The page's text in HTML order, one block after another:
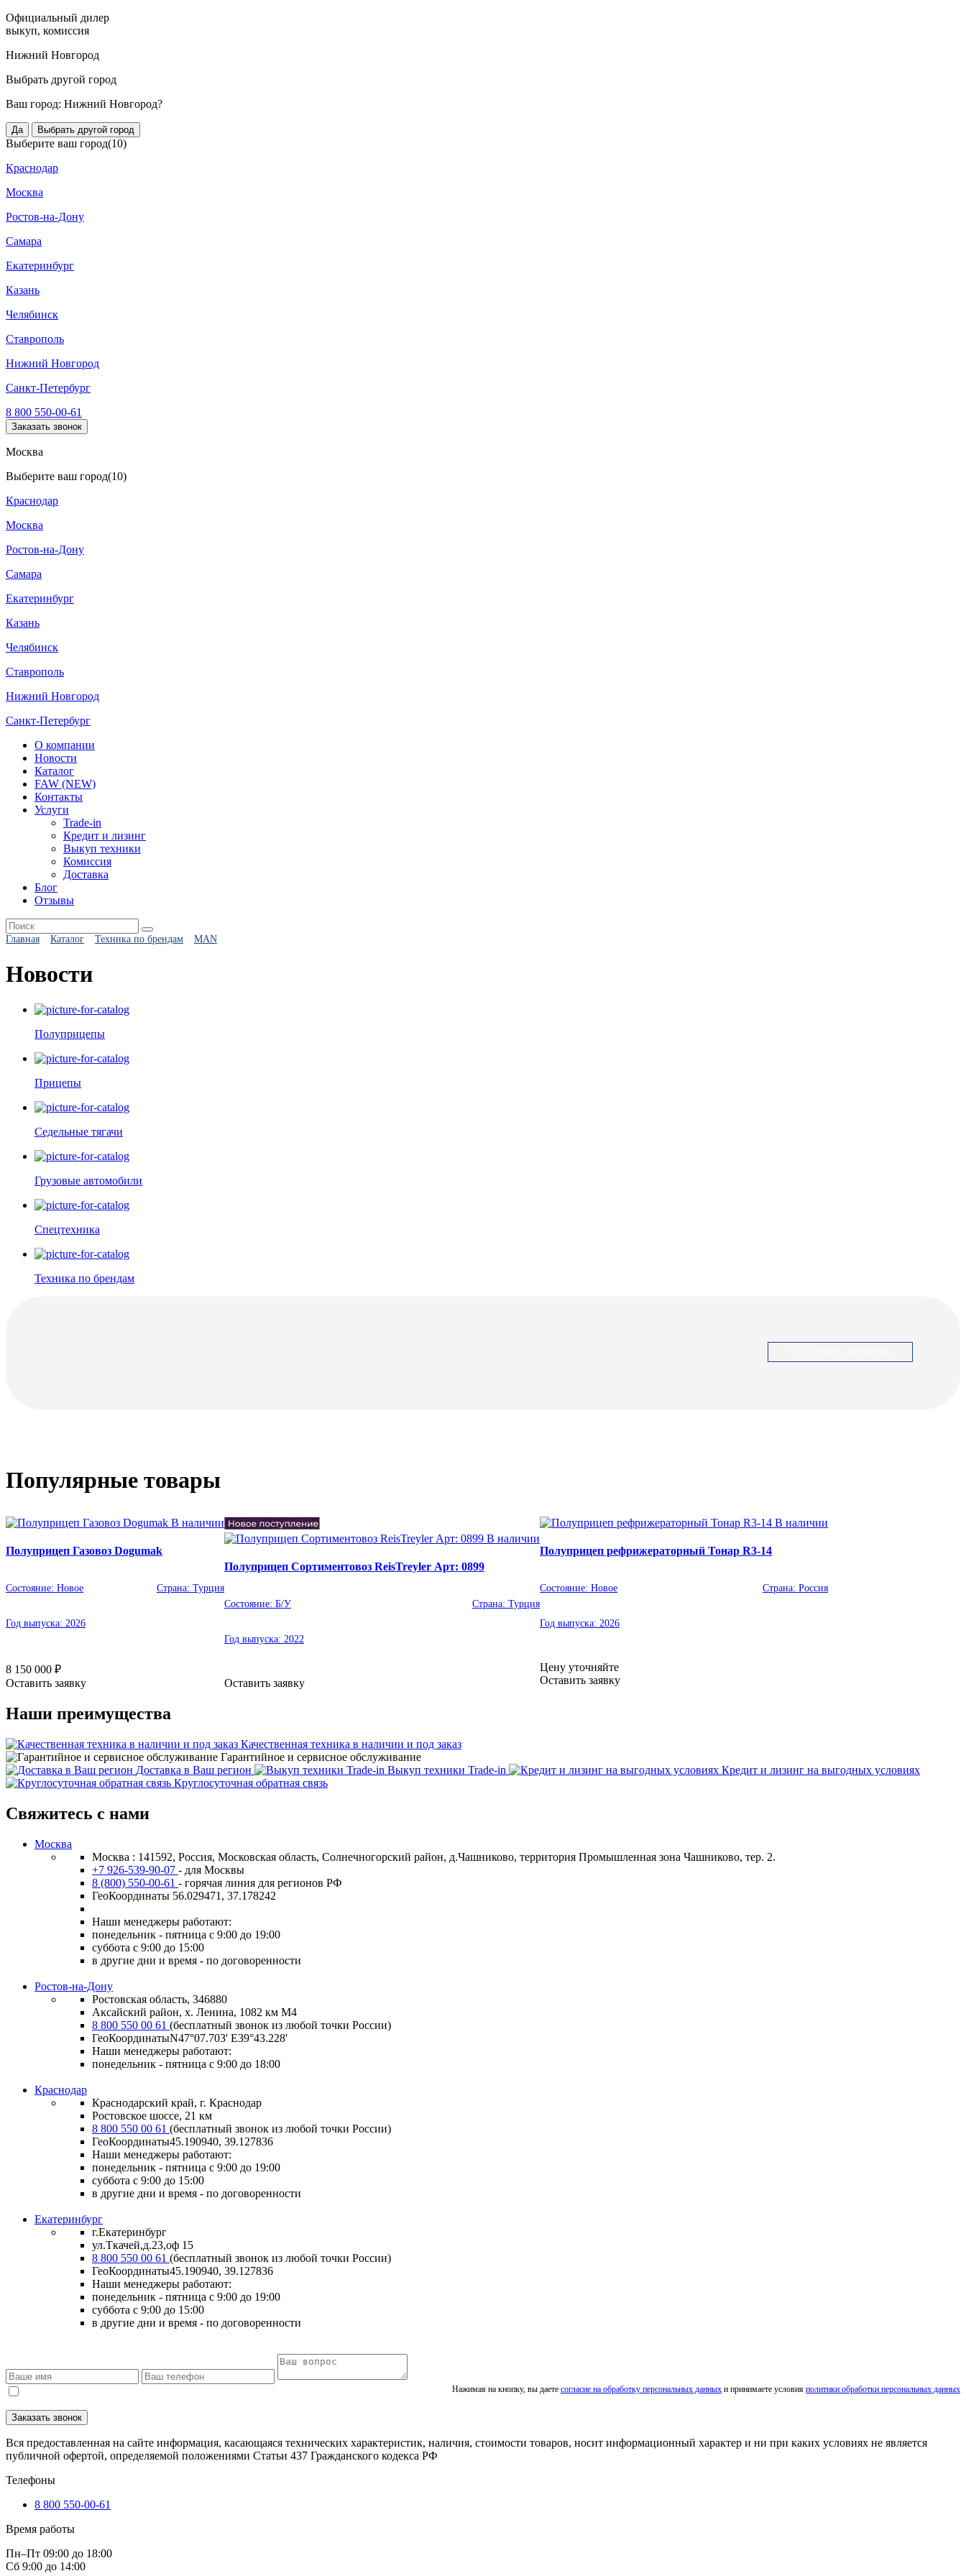
Официальный дилер
выкуп, комиссия
Нижний Новгород
Выбрать другой город
Ваш город: Нижний Новгород?
Да Выбрать другой город
Выберите ваш город(10)
Краснодар
Москва
Ростов-на-Дону
Самара
Екатеринбург
Казань
Челябинск
Ставрополь
Нижний Новгород
Санкт-Петербург
8 800 550-00-61
Заказать звонок
Москва
Выберите ваш город(10)
Краснодар
Москва
Ростов-на-Дону
Самара
Екатеринбург
Казань
Челябинск
Ставрополь
Нижний Новгород
Санкт-Петербург
О компании
Новости
Каталог
FAW (NEW)
Контакты
Услуги
Trade-in
Кредит и лизинг
Выкуп техники
Комиссия
Доставка
Блог
Отзывы
Главная Каталог Техника по брендам MAN
Новости
Полуприцепы
Прицепы
Седельные тягачи
Грузовые автомобили
Спецтехника
Техника по брендам
Популярные товары
В наличии
Полуприцеп Газовоз Dogumak
Состояние: Новое Страна: Турция
Год выпуска: 2026
8 150 000 ₽
Оставить заявку
В наличии
Полуприцеп Сортиментовоз ReisTreyler Арт: 0899
Состояние: Б/У Страна: Турция
Год выпуска: 2022
Оставить заявку
В наличии
Полуприцеп рефрижераторный Тонар R3-14
Состояние: Новое Страна: Россия
Год выпуска: 2026
Цену уточняйте
Оставить заявку
Наши преимущества
Качественная техника в наличии и под заказ
Гарантийное и сервисное обслуживание
Доставка в Ваш регион
Выкуп техники Trade-in
Кредит и лизинг на выгодных условиях
Круглосуточная обратная связь
Свяжитесь с нами
Москва
Москва : 141592, Россия, Московская область, Солнечногорский район, д.Чашниково, территория Промышленная зона Чашниково, тер. 2.
+7 926-539-90-07 - для Москвы
8 (800) 550-00-61 - горячая линия для регионов РФ
ГеоКоординаты 56.029471, 37.178242
Наши менеджеры работают:
понедельник - пятница с 9:00 до 19:00
суббота с 9:00 до 15:00
в другие дни и время - по договоренности
Ростов-на-Дону
Ростовская область, 346880
Аксайский район, х. Ленина, 1082 км М4
8 800 550 00 61 (бесплатный звонок из любой точки России)
ГеоКоординатыN47°07.703' E39°43.228'
Наши менеджеры работают:
понедельник - пятница с 9:00 до 18:00
Краснодар
Краснодарский край, г. Краснодар
Ростовское шоссе, 21 км
8 800 550 00 61 (бесплатный звонок из любой точки России)
ГеоКоординаты45.190940, 39.127836
Наши менеджеры работают:
понедельник - пятница с 9:00 до 19:00
суббота с 9:00 до 15:00
в другие дни и время - по договоренности
Екатеринбург
г.Екатеринбург
ул.Ткачей,д.23,оф 15
8 800 550 00 61 (бесплатный звонок из любой точки России)
ГеоКоординаты45.190940, 39.127836
Наши менеджеры работают:
понедельник - пятница с 9:00 до 19:00
суббота с 9:00 до 15:00
в другие дни и время - по договоренности
Нажимая на кнопку, вы даете согласие на обработку персональных данных и принимаете условия политики обработки персональных данных
Заказать звонок
Вся предоставленная на сайте информация, касающаяся технических характеристик, наличия, стоимости товаров, носит информационный характер и ни при каких условиях не является
публичной офертой, определяемой положениями Статьи 437 Гражданского кодекса РФ
Телефоны
8 800 550-00-61
Время работы
Пн–Пт 09:00 до 18:00
Сб 9:00 до 14:00